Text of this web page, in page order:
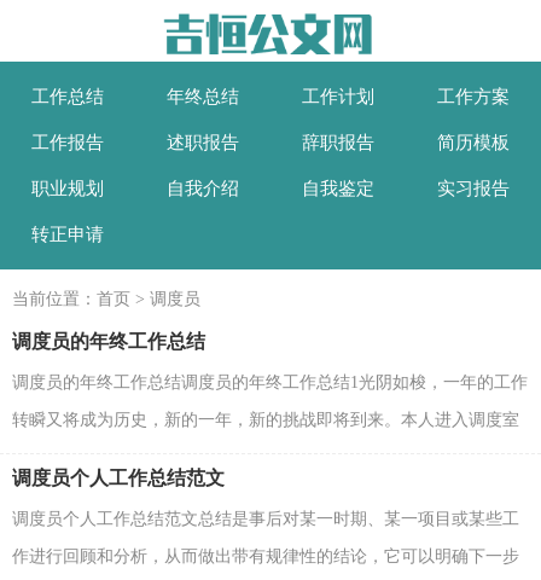
工作总结 年终总结 工作计划 工作方案
工作报告 述职报告 辞职报告 简历模板
职业规划 自我介绍 自我鉴定 实习报告
转正申请
当前位置： 首页 > 调度员
调度员的年终工作总结
调度员的年终工作总结调度员的年终工作总结1光阴如梭，一年的工作
转瞬又将成为历史，新的一年，新的挑战即将到来。本人进入调度室
调度员个人工作总结范文
调度员个人工作总结范文总结是事后对某一时期、某一项目或某些工
作进行回顾和分析，从而做出带有规律性的结论，它可以明确下一步